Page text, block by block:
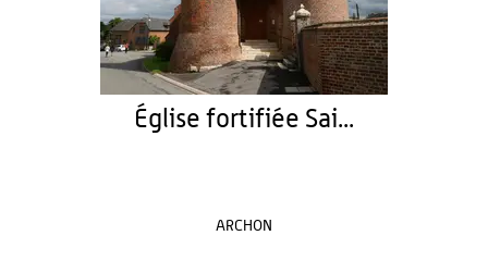
Église fortifiée Sai...
ARCHON